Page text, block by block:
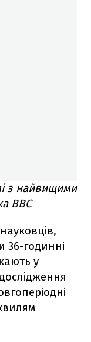
з найвищими
BBC
36-годинні
у